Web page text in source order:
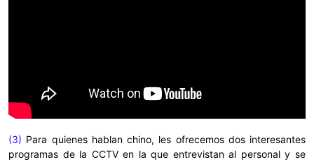
(3) Para quienes hablan chino, les ofrecemos dos interesantes
programas de la CCTV en la que entrevistan al personal y se